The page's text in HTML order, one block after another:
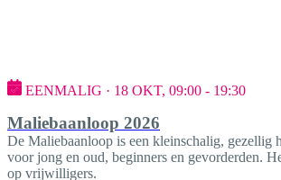
EENMALIG · 18 OKT, 09:00 - 19:30
Maliebaanloop 2026
De Maliebaanloop is een kleinschalig, gezellig
voor jong en oud, beginners en gevorderden.
op vrijwilligers.